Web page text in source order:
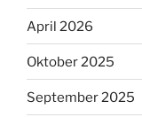
April 2026
Oktober 2025
September 2025